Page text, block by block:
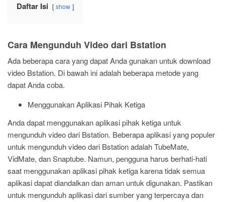
Daftar Isi show
Cara Mengunduh Video dari Bstation
Ada beberapa cara yang dapat Anda gunakan untuk download
video Bstation. Di bawah ini adalah beberapa metode yang
dapat Anda coba.
Menggunakan Aplikasi Pihak Ketiga
Anda dapat menggunakan aplikasi pihak ketiga untuk
mengunduh video dari Bstation. Beberapa aplikasi yang populer
untuk mengunduh video dari Bstation adalah TubeMate,
VidMate, dan Snaptube. Namun, pengguna harus berhati-hati
saat menggunakan aplikasi pihak ketiga karena tidak semua
aplikasi dapat diandalkan dan aman untuk digunakan. Pastikan
untuk mengunduh aplikasi dari sumber yang terpercaya dan